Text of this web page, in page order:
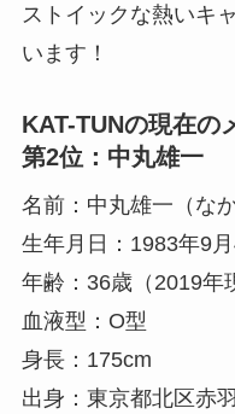
ストイックな熱いキ
います！
KAT-TUNの現在の
第2位：中丸雄一
名前：中丸雄一（な
生年月日：1983年9
年齢：36歳（2019年
血液型：O型
身長：175cm
出身：東京都北区赤羽